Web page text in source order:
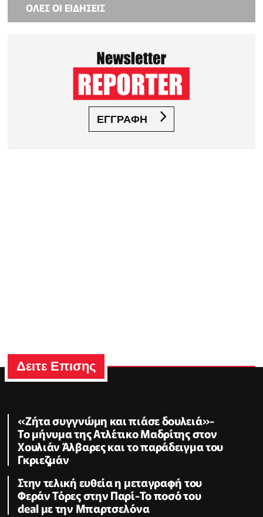
ΟΛΕΣ ΟΙ ΕΙΔΗΣΕΙΣ
ΕΓΓΡΑΦΗ
Δειτε Επισης
«Ζήτα συγγνώμη και πιάσε δουλειά»-
Το μήνυμα της Ατλέτικο Μαδρίτης στον
Χουλιάν Άλβαρες και το παράδειγμα του
Γκριεζμάν
Στην τελική ευθεία η μεταγραφή του
Φεράν Τόρες στην Παρί-Το ποσό του
deal με την Μπαρτσελόνα